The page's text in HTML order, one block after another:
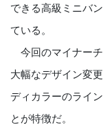
できる高級ミニバ
ている。
今回のマイナー
大幅なデザイン変
ディカラーのライ
とが特徴だ。